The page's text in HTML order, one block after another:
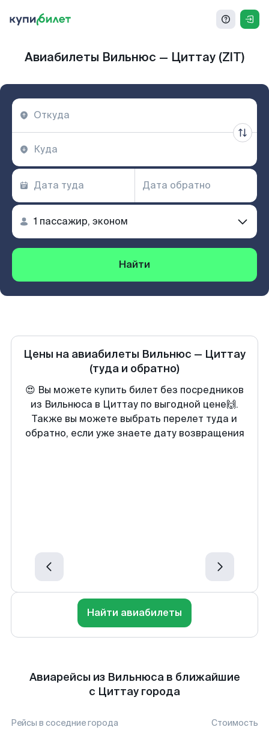
Авиабилеты Вильнюс — Циттау (ZIT)
Найти
Цены на авиабилеты Вильнюс — Циттау
(туда и обратно)
😍 Вы можете купить билет без посредников
из Вильнюса в Циттау по выгодной цене🙌.
Также вы можете выбрать перелет туда и
обратно, если уже знаете дату возвращения
Найти авиабилеты
Авиарейсы из Вильнюса в ближайшие
с Циттау города
Рейсы в соседние города Стоимость